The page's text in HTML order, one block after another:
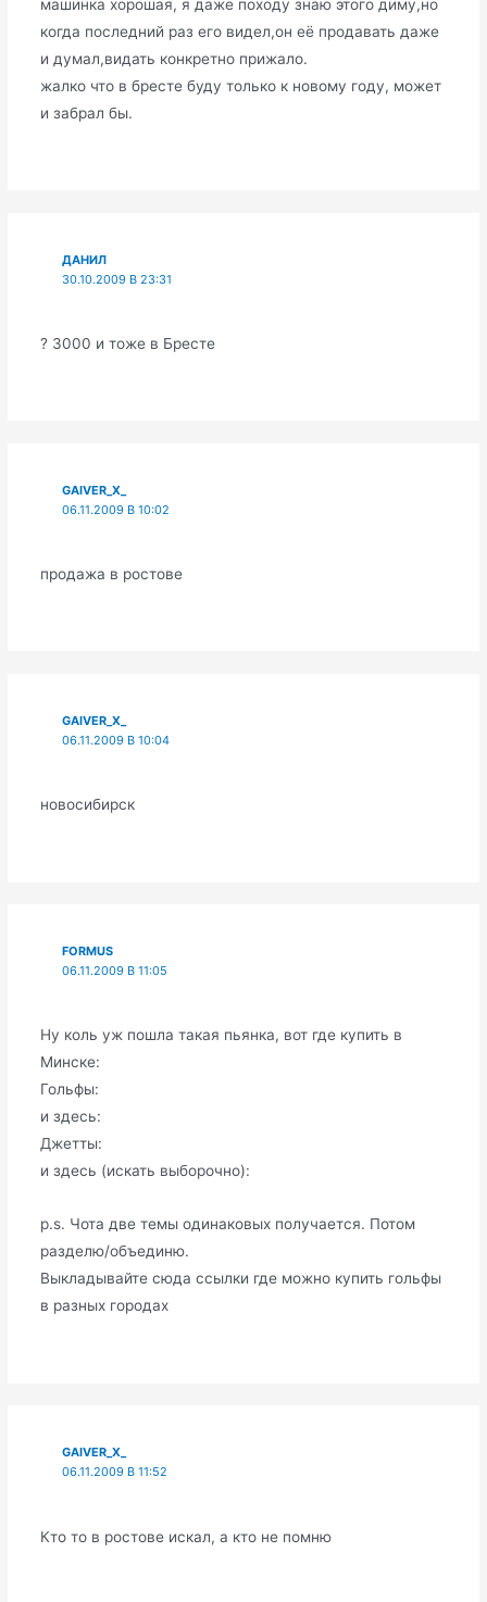
машинка хорошая, я даже походу знаю этого диму,но
когда последний раз его видел,он её продавать даже
и думал,видать конкретно прижало.
жалко что в бресте буду только к новому году, может
и забрал бы.
ДАНИЛ
30.10.2009 В 23:31
? 3000 и тоже в Бресте
GAIVER_X_
06.11.2009 В 10:02
продажа в ростове
GAIVER_X_
06.11.2009 В 10:04
новосибирск
FORMUS
06.11.2009 В 11:05
Ну коль уж пошла такая пьянка, вот где купить в
Минске:
Гольфы:
и здесь:
Джетты:
и здесь (искать выборочно):
p.s. Чота две темы одинаковых получается. Потом
разделю/объединю.
Выкладывайте сюда ссылки где можно купить гольфы
в разных городах
GAIVER_X_
06.11.2009 В 11:52
Кто то в ростове искал, а кто не помню